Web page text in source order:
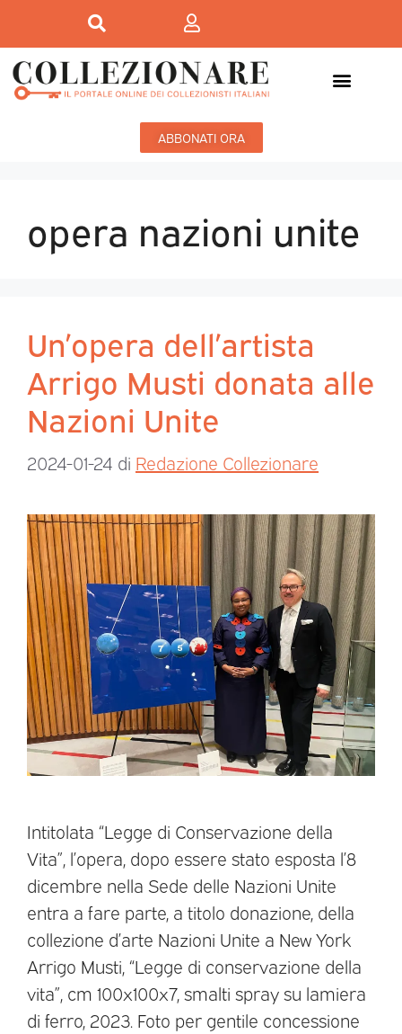
ABBONATI ORA
opera nazioni unite
Un’opera dell’artista
Arrigo Musti donata alle
Nazioni Unite
2024-01-24 di Redazione Collezionare
Intitolata “Legge di Conservazione della
Vita”, l’opera, dopo essere stato esposta l’8
dicembre nella Sede delle Nazioni Unite
entra a fare parte, a titolo donazione, della
collezione d’arte Nazioni Unite a New York
Arrigo Musti, “Legge di conservazione della
vita”, cm 100x100x7, smalti spray su lamiera
di ferro, 2023. Foto per gentile concessione